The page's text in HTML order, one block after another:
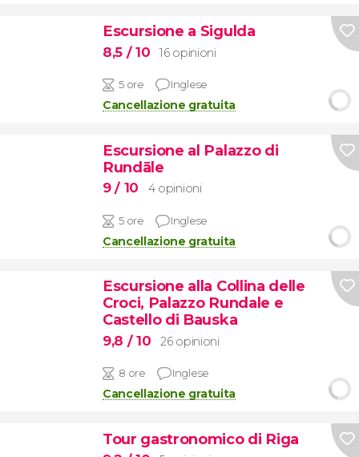
Escursione a Sigulda
8,5 / 10 16 opinioni
5 ore Inglese
Cancellazione gratuita
Escursione al Palazzo di
Rundāle
9/ 10 4 opinioni
5 ore Inglese
Cancellazione gratuita
Escursione alla Collina delle
Croci, Palazzo Rundale e
Castello di Bauska
9,8 / 10 26 opinioni
8 ore Inglese
Cancellazione gratuita
Tour gastronomico di Riga